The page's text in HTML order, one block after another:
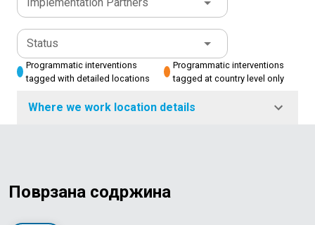
Status
Programmatic interventions
tagged with detailed locations
Programmatic interventions
tagged at country level only
Where we work location details
Поврзана содржина